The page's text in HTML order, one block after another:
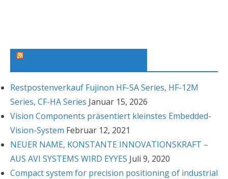
Restpostenverkauf Fujinon HF-SA Series, HF-12M
Series, CF-HA Series Januar 15, 2026
Vision Components präsentiert kleinstes Embedded-
Vision-System Februar 12, 2021
NEUER NAME, KONSTANTE INNOVATIONSKRAFT –
AUS AVI SYSTEMS WIRD EYYES Juli 9, 2020
Compact system for precision positioning of industrial